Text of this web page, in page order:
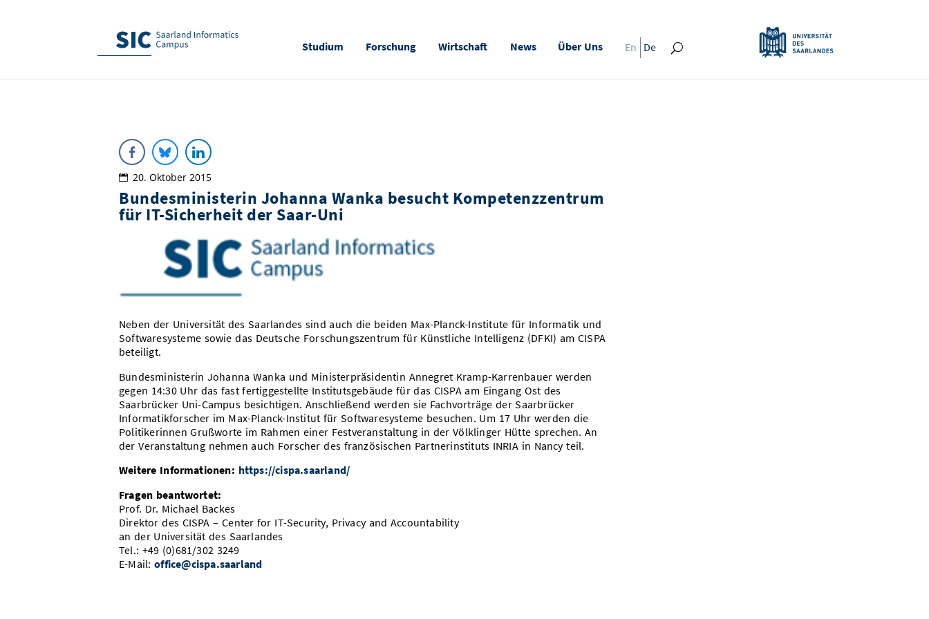
Studium Forschung Wirtschaft News Über Uns En De
20. Oktober 2015
Bundesministerin Johanna Wanka besucht Kompetenzzentrum
für IT-Sicherheit der Saar-Uni
Neben der Universität des Saarlandes sind auch die beiden Max-Planck-Institute für Informatik und
Softwaresysteme sowie das Deutsche Forschungszentrum für Künstliche Intelligenz (DFKI) am CISPA
beteiligt.
Bundesministerin Johanna Wanka und Ministerpräsidentin Annegret Kramp-Karrenbauer werden
gegen 14:30 Uhr das fast fertiggestellte Institutsgebäude für das CISPA am Eingang Ost des
Saarbrücker Uni-Campus besichtigen. Anschließend werden sie Fachvorträge der Saarbrücker
Informatikforscher im Max-Planck-Institut für Softwaresysteme besuchen. Um 17 Uhr werden die
Politikerinnen Grußworte im Rahmen einer Festveranstaltung in der Völklinger Hütte sprechen. An
der Veranstaltung nehmen auch Forscher des französischen Partnerinstituts INRIA in Nancy teil.
Weitere Informationen: https://cispa.saarland/
Fragen beantwortet:
Prof. Dr. Michael Backes
Direktor des CISPA – Center for IT-Security, Privacy and Accountability
an der Universität des Saarlandes
Tel.: +49 (0)681/302 3249
E-Mail:office@cispa.saarland